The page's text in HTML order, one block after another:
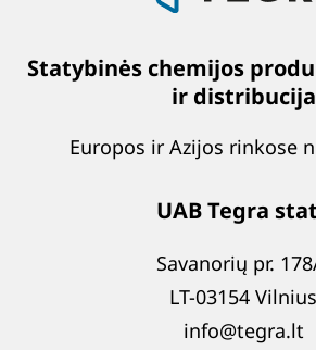
Statybinės chemijos
ir distribucija
Europos ir Azijos rinkose
UAB Tegra
Savanorių pr.
LT-03154 Vilnius
info@tegra.lt